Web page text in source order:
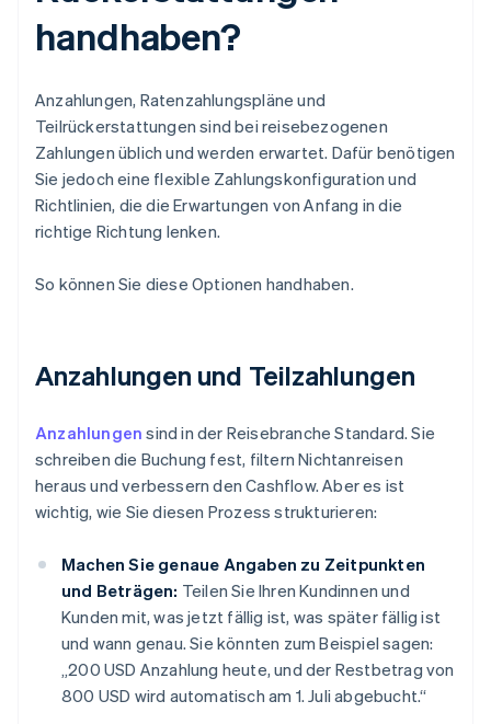
handhaben?
Anzahlungen, Ratenzahlungspläne und
Teilrückerstattungen sind bei reisebezogenen
Zahlungen üblich und werden erwartet. Dafür benötigen
Sie jedoch eine flexible Zahlungskonfiguration und
Richtlinien, die die Erwartungen von Anfang in die
richtige Richtung lenken.
So können Sie diese Optionen handhaben.
Anzahlungen und Teilzahlungen
Anzahlungen sind in der Reisebranche Standard. Sie
schreiben die Buchung fest, filtern Nichtanreisen
heraus und verbessern den Cashflow. Aber es ist
wichtig, wie Sie diesen Prozess strukturieren:
Machen Sie genaue Angaben zu Zeitpunkten
und Beträgen: Teilen Sie Ihren Kundinnen und
Kunden mit, was jetzt fällig ist, was später fällig ist
und wann genau. Sie könnten zum Beispiel sagen:
„200 USD Anzahlung heute, und der Restbetrag von
800 USD wird automatisch am 1. Juli abgebucht.“